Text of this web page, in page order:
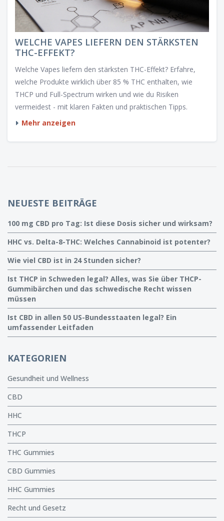
WELCHE VAPES LIEFERN DEN STÄRKSTEN
THC-EFFEKT?
Welche Vapes liefern den stärksten THC-Effekt? Erfahre,
welche Produkte wirklich über 85 % THC enthalten, wie
THCP und Full-Spectrum wirken und wie du Risiken
vermeidest - mit klaren Fakten und praktischen Tipps.
Mehr anzeigen
NEUESTE BEITRÄGE
100 mg CBD pro Tag: Ist diese Dosis sicher und wirksam?
HHC vs. Delta-8-THC: Welches Cannabinoid ist potenter?
Wie viel CBD ist in 24 Stunden sicher?
Ist THCP in Schweden legal? Alles, was Sie über THCP-
Gummibärchen und das schwedische Recht wissen
müssen
Ist CBD in allen 50 US-Bundesstaaten legal? Ein
umfassender Leitfaden
KATEGORIEN
Gesundheit und Wellness
CBD
HHC
THCP
THC Gummies
CBD Gummies
HHC Gummies
Recht und Gesetz